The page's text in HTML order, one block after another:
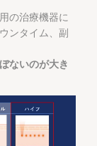
の治療機器に
ンタイム、副
ないのが大き